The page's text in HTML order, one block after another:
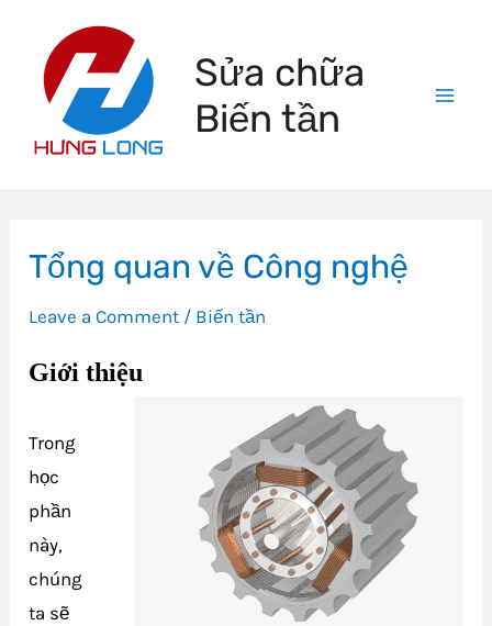
content
Sửa chữa
Biến tần
Tổng quan về Công nghệ
Leave a Comment / Biến tần
Giới thiệu
Trong
học
phần
này,
chúng
ta sẽ